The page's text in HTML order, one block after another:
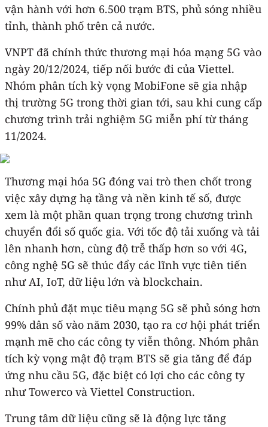
vận hành với hơn 6.500 trạm BTS, phủ sóng nhiều
tỉnh, thành phố trên cả nước.
VNPT đã chính thức thương mại hóa mạng 5G vào
ngày 20/12/2024, tiếp nối bước đi của Viettel.
Nhóm phân tích kỳ vọng MobiFone sẽ gia nhập
thị trường 5G trong thời gian tới, sau khi cung cấp
chương trình trải nghiệm 5G miễn phí từ tháng
11/2024.
Thương mại hóa 5G đóng vai trò then chốt trong
việc xây dựng hạ tầng và nền kinh tế số, được
xem là một phần quan trọng trong chương trình
chuyển đổi số quốc gia. Với tốc độ tải xuống và tải
lên nhanh hơn, cùng độ trễ thấp hơn so với 4G,
công nghệ 5G sẽ thúc đẩy các lĩnh vực tiên tiến
như AI, IoT, dữ liệu lớn và blockchain.
Chính phủ đặt mục tiêu mạng 5G sẽ phủ sóng hơn
99% dân số vào năm 2030, tạo ra cơ hội phát triển
mạnh mẽ cho các công ty viễn thông. Nhóm phân
tích kỳ vọng mật độ trạm BTS sẽ gia tăng để đáp
ứng nhu cầu 5G, đặc biệt có lợi cho các công ty
như Towerco và Viettel Construction.
Trung tâm dữ liệu cũng sẽ là động lực tăng